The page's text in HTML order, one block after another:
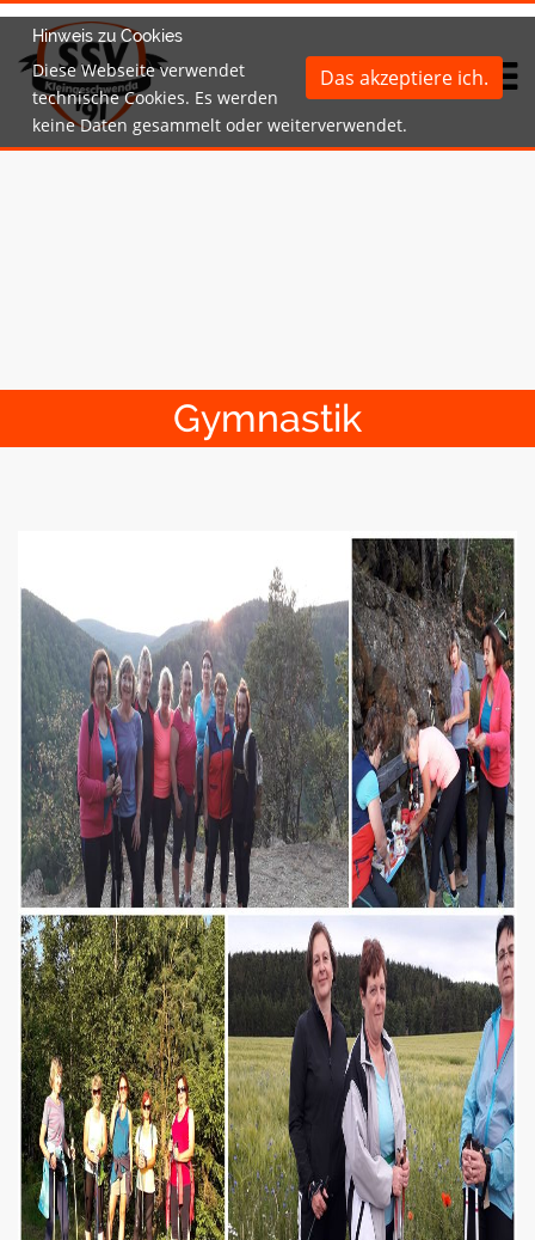
Hinweis zu Cookies
Das akzeptiere ich.
Diese Webseite verwendet
technische Cookies. Es werden
keine Daten gesammelt oder weiterverwendet.
Gymnastik